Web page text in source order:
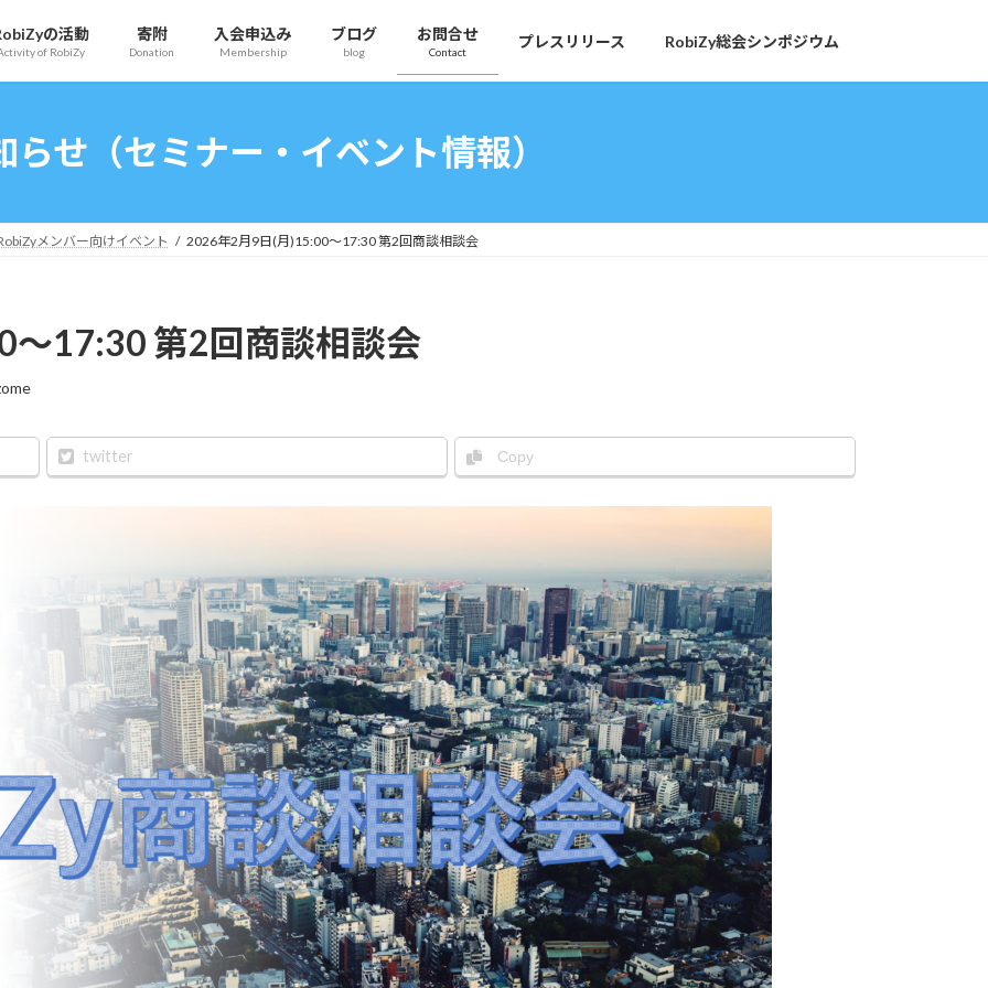
の活動
of RobiZy
寄附
Donation
入会申込み
Membership
ブログ
blog
お問合せ
Contact
プレスリリース RobiZy総会シンポジウム
らせ（セミナー・イベント情報）
メンバー向けイベント 2026年2月9日(月)15:00～17:30 第2回商談相談会
17:30 第2回商談相談会
twitter Copy